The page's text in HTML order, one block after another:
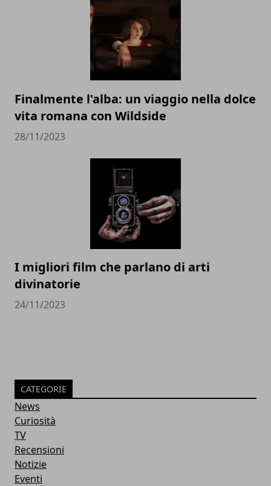
Finalmente l'alba: un viaggio nella dolce
vita romana con Wildside
28/11/2023
I migliori film che parlano di arti
divinatorie
24/11/2023
CATEGORIE
News
Curiosità
TV
Recensioni
Notizie
Eventi